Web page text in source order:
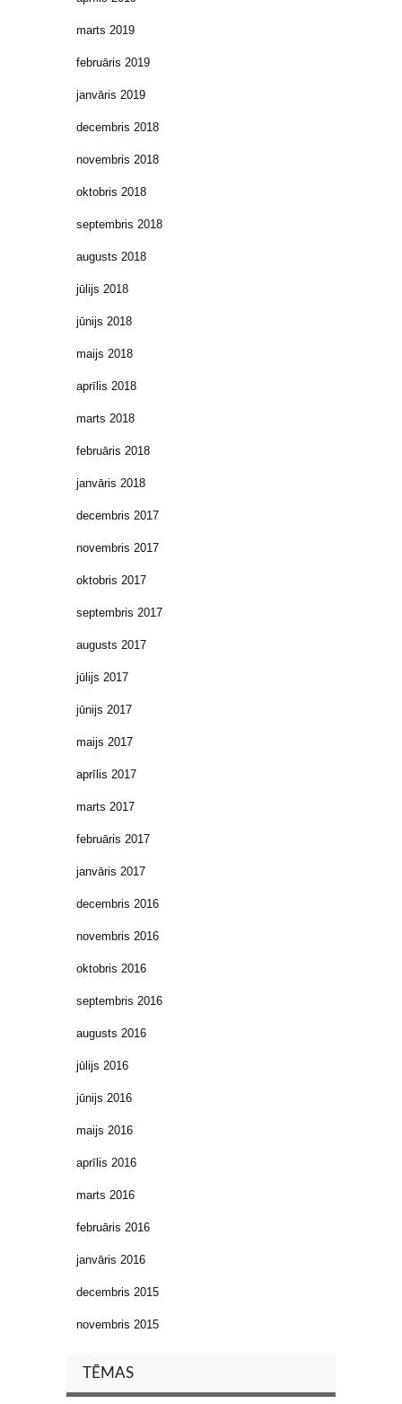
marts 2019
februāris 2019
janvāris 2019
decembris 2018
novembris 2018
oktobris 2018
septembris 2018
augusts 2018
jūlijs 2018
jūnijs 2018
maijs 2018
aprīlis 2018
marts 2018
februāris 2018
janvāris 2018
decembris 2017
novembris 2017
oktobris 2017
septembris 2017
augusts 2017
jūlijs 2017
jūnijs 2017
maijs 2017
aprīlis 2017
marts 2017
februāris 2017
janvāris 2017
decembris 2016
novembris 2016
oktobris 2016
septembris 2016
augusts 2016
jūlijs 2016
jūnijs 2016
maijs 2016
aprīlis 2016
marts 2016
februāris 2016
janvāris 2016
decembris 2015
novembris 2015
TĒMAS